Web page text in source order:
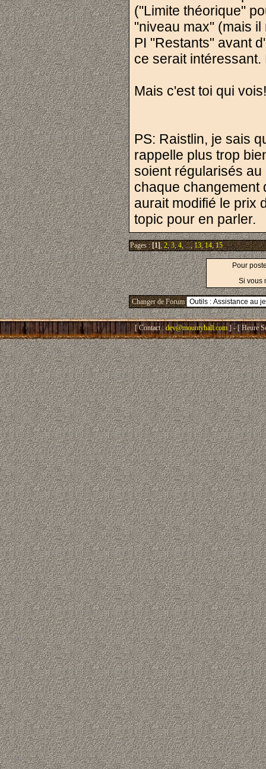
("Limite théorique"
"niveau max" (mais
PI "Restants" avant
ce serait
Mais c'est toi qui
PS: Raistlin, je sais
rappelle plus trop
soient régularisés
chaque changement
aurait modifié le prix
topic pour en parler.
Pages :[1],2,3,4, ...,13,14,15
Pour
Si vous
Changer de Forum
[ Contact : dev@mountyhall.com ] - [ Heure